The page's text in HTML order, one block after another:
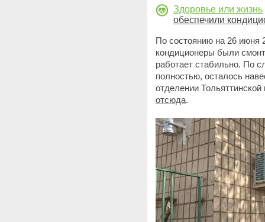
Здоровье или жизнь
обеспечили
По состоянию на 26 июня
кондиционеры были
работает стабильно. По
полностью, осталось
отделении
отсюда.